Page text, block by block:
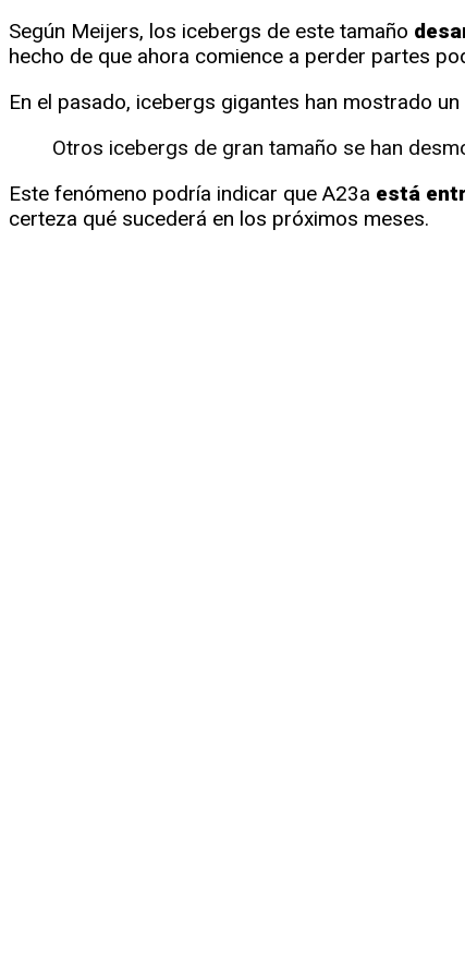
Según Meijers, los icebergs de este tamaño
hecho de que ahora comience a perder partes
En el pasado, icebergs gigantes han mostrado
Otros icebergs de gran tamaño se han
Este fenómeno podría indicar que A23a está
certeza qué sucederá en los próximos meses.